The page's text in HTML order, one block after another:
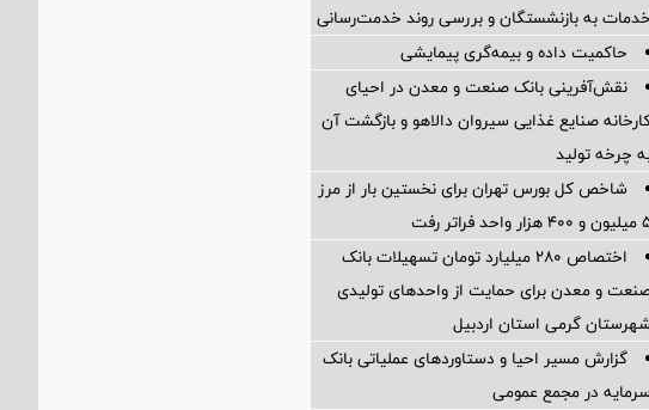
خدمات به بازنشستگان و بررسی روند خدمت‌رسانی
حاکمیت داده و بیمه‌گری پیمایشی
نقش‌آفرینی بانک صنعت و معدن در احیای
صنایع غذایی سیروان دالاهو و بازگشت آن
چرخه تولید
شاخص کل بورس تهران برای نخستین بار از مرز
واحد فراتر رفت
اختصاص ۲۸۰ میلیارد تومان تسهیلات بانک
و معدن برای حمایت از واحدهای تولیدی
شهرستان گرمی استان اردبیل
گزارش مسیر احیا و دستاوردهای عملیاتی بانک
سرمایه در مجمع عمومی